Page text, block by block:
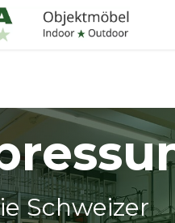
Schweizer